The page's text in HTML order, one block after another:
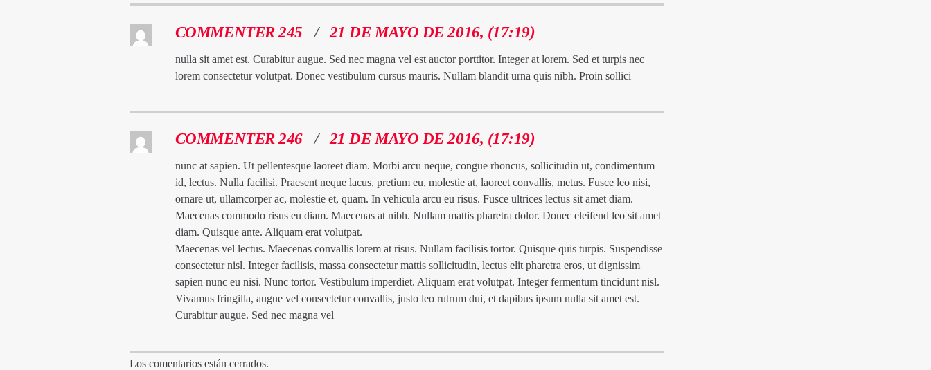
COMMENTER 245 / 21 DE MAYO DE 2016, (17:19)
nulla sit amet est. Curabitur augue. Sed nec magna vel est auctor porttitor. Integer at lorem. Sed et turpis nec
lorem consectetur volutpat. Donec vestibulum cursus mauris. Nullam blandit urna quis nibh. Proin sollici
COMMENTER 246/21 DE MAYO DE 2016, (17:19)
nunc at sapien. Ut pellentesque laoreet diam. Morbi arcu neque, congue rhoncus, sollicitudin ut, condimentum
id, lectus. Nulla facilisi. Praesent neque lacus, pretium eu, molestie at, laoreet convallis, metus. Fusce leo nisi,
ornare ut, ullamcorper ac, molestie et, quam. In vehicula arcu eu risus. Fusce ultrices lectus sit amet diam.
Maecenas commodo risus eu diam. Maecenas at nibh. Nullam mattis pharetra dolor. Donec eleifend leo sit amet
diam. Quisque ante. Aliquam erat volutpat.
Maecenas vel lectus. Maecenas convallis lorem at risus. Nullam facilisis tortor. Quisque quis turpis. Suspendisse
consectetur nisl. Integer facilisis, massa consectetur mattis sollicitudin, lectus elit pharetra eros, ut dignissim
sapien nunc eu nisi. Nunc tortor. Vestibulum imperdiet. Aliquam erat volutpat. Integer fermentum tincidunt nisl.
Vivamus fringilla, augue vel consectetur convallis, justo leo rutrum dui, et dapibus ipsum nulla sit amet est.
Curabitur augue. Sed nec magna vel
Los comentarios están cerrados.